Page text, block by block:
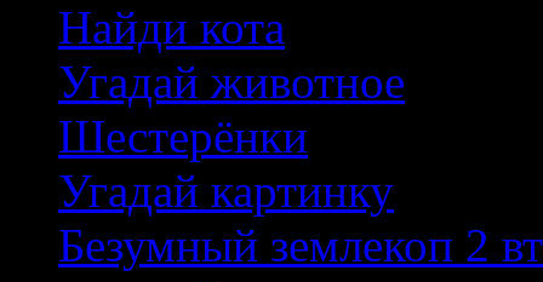
Найди кота
Угадай животное
Шестерёнки
Угадай картинку
Безумный землекоп 2